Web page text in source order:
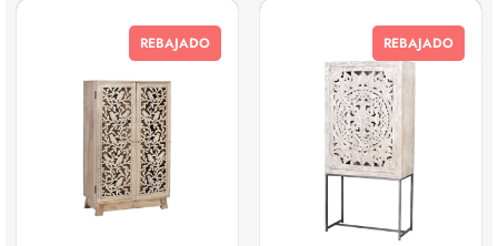
REBAJADO REBAJADO